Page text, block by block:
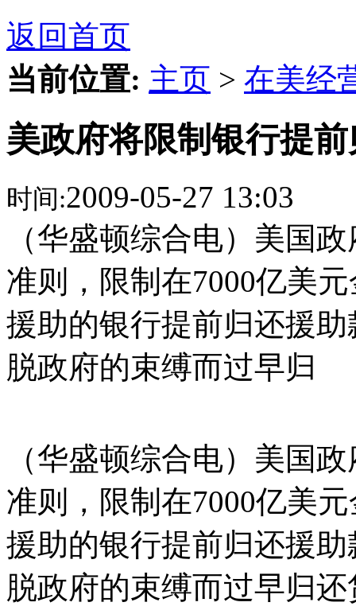
返回首页
当前位置: 主页 > 在美经
美政府将限制银行提
时间:2009-05-27 13:03
（华盛顿综合电）美国
准则，限制在7000亿美
援助的银行提前归还援
脱政府的束缚而过早归
（华盛顿综合电）美国
准则，限制在7000亿美
援助的银行提前归还援
脱政府的束缚而过早归